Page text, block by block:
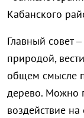
Кабанского
Главный совет
природой,
общем смысле
дерево. Можно
воздействие